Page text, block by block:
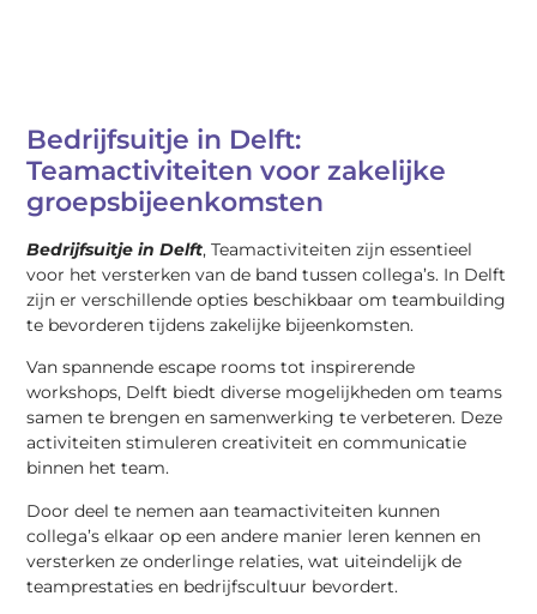
Bedrijfsuitje in Delft:
Teamactiviteiten voor zakelijke
groepsbijeenkomsten
Bedrijfsuitje in Delft, Teamactiviteiten zijn essentieel
voor het versterken van de band tussen collega’s. In Delft
zijn er verschillende opties beschikbaar om teambuilding
te bevorderen tijdens zakelijke bijeenkomsten.
Van spannende escape rooms tot inspirerende
workshops, Delft biedt diverse mogelijkheden om teams
samen te brengen en samenwerking te verbeteren. Deze
activiteiten stimuleren creativiteit en communicatie
binnen het team.
Door deel te nemen aan teamactiviteiten kunnen
collega’s elkaar op een andere manier leren kennen en
versterken ze onderlinge relaties, wat uiteindelijk de
teamprestaties en bedrijfscultuur bevordert.